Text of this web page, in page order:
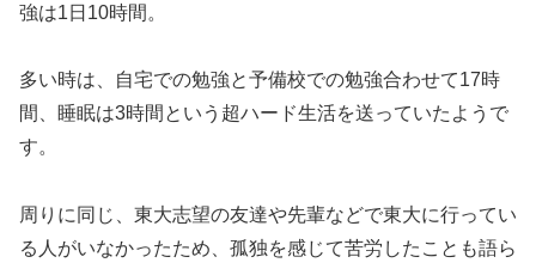
強は1日10時間。
多い時は、自宅での勉強と予備校での勉強合わせて17時
間、睡眠は3時間という超ハード生活を送っていたようで
す。
周りに同じ、東大志望の友達や先輩などで東大に行ってい
る人がいなかったため、孤独を感じて苦労したことも語ら